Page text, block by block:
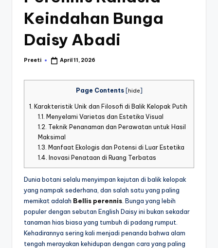
Keindahan Bunga
Daisy Abadi
Posted
Preeti April 11, 2026
Page Contents [hide]
1. Karakteristik Unik dan Filosofi di Balik Kelopak Putih
1.1. Menyelami Varietas dan Estetika Visual
1.2. Teknik Penanaman dan Perawatan untuk Hasil
Maksimal
1.3. Manfaat Ekologis dan Potensi di Luar Estetika
1.4. Inovasi Penataan di Ruang Terbatas
Dunia botani selalu menyimpan kejutan di balik kelopak
yang nampak sederhana, dan salah satu yang paling
memikat adalah Bellis perennis . Bunga yang lebih
populer dengan sebutan English Daisy ini bukan sekadar
tanaman hias biasa yang tumbuh di padang rumput.
Kehadirannya sering kali menjadi penanda bahwa alam
tengah merayakan kehidupan dengan cara yang paling